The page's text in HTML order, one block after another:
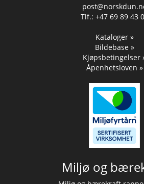
Tlf.: +47 69 89 43
Kataloger »
Bildebase »
Kjøpsbetingelser
Åpenhetsloven »
Miljø og